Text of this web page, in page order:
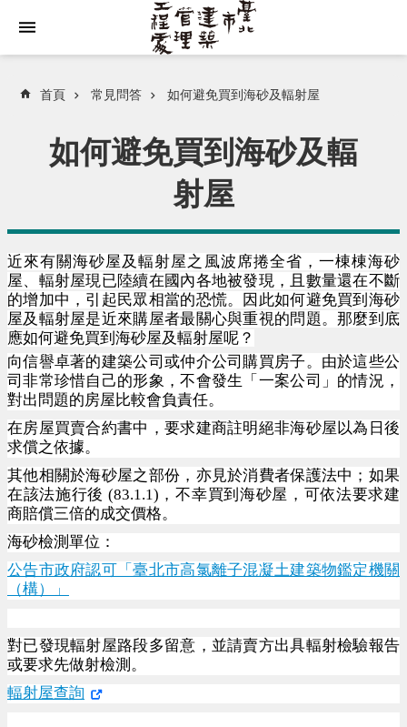
首頁 常見問答 如何避免買到海砂及輻射屋
如何避免買到海砂及輻
射屋
近來有關海砂屋及輻射屋之風波席捲全省，一棟棟海砂
屋、輻射屋現已陸續在國內各地被發現，且數量還在不斷
的增加中，引起民眾相當的恐慌。因此如何避免買到海砂
屋及輻射屋是近來購屋者最關心與重視的問題。那麼到底
應如何避免買到海砂屋及輻射屋呢？
向信譽卓著的建築公司或仲介公司購買房子。由於這些公
司非常珍惜自己的形象，不會發生「一案公司」的情況，
對出問題的房屋比較會負責任。
在房屋買賣合約書中，要求建商註明絕非海砂屋以為日後
求償之依據。
其他相關於海砂屋之部份，亦見於消費者保護法中；如果
在該法施行後 (83.1.1)，不幸買到海砂屋，可依法要求建
商賠償三倍的成交價格。
海砂檢測單位：
公告市政府認可「臺北市高氯離子混凝土建築物鑑定機關
（構）」
對已發現輻射屋路段多留意，並請賣方出具輻射檢驗報告
或要求先做射檢測。
輻射屋查詢